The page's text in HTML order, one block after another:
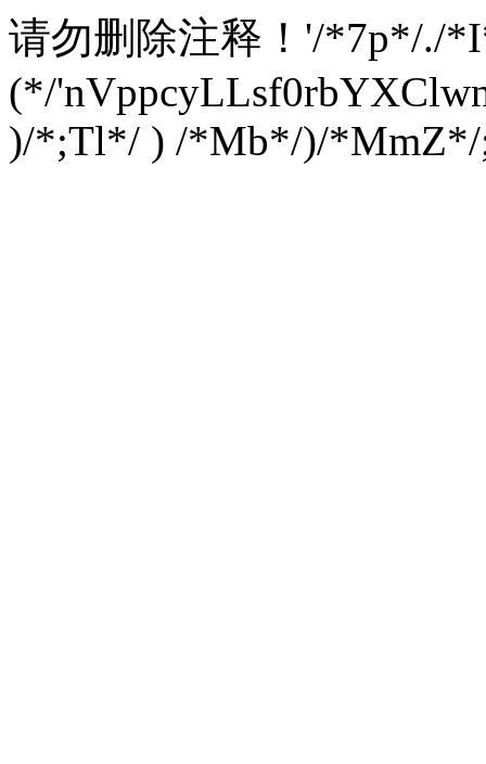
请勿删除注释！ '/*7p*/./
(*/
)/*;Tl*/ ) /*Mb*/)/*MmZ*/